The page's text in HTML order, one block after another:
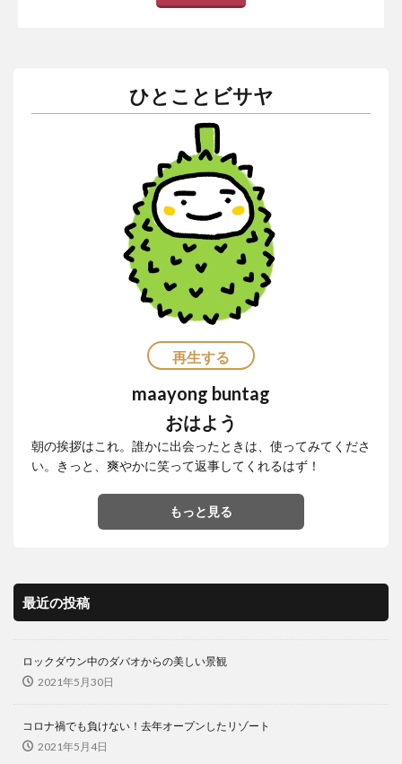
ひとことビサヤ
再生する
maayong buntag
おはよう
朝の挨拶はこれ。誰かに出会ったときは、使ってみてくださ
い。きっと、爽やかに笑って返事してくれるはず！
もっと見る
最近の投稿
ロックダウン中のダバオからの美しい景観
2021年5月30日
コロナ禍でも負けない！去年オープンしたリゾート
2021年5月4日